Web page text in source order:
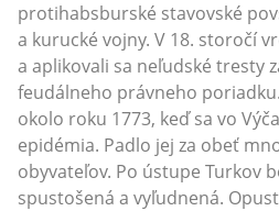
protihabsburské stavovské
a kurucké vojny. V 18. storočí
a aplikovali sa neľudské tresty
feudálneho právneho
okolo roku 1773, keď sa vo
epidémia. Padlo jej za obeť
obyvateľov. Po ústupe Turkov
spustošená a vyľudnená.